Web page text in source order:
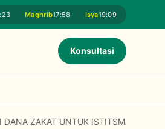
Maghrib17:58 Isya19:09
Konsultasi
dan Fasilitas Umum? Simak